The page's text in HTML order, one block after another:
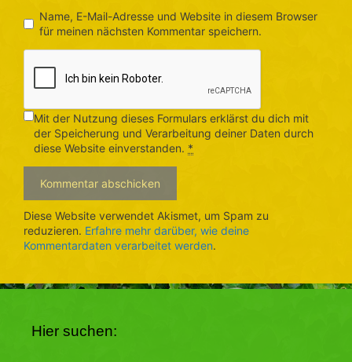
Name, E-Mail-Adresse und Website in diesem Browser
für meinen nächsten Kommentar speichern.
Mit der Nutzung dieses Formulars erklärst du dich mit
der Speicherung und Verarbeitung deiner Daten durch
diese Website einverstanden. *
Diese Website verwendet Akismet, um Spam zu
reduzieren. Erfahre mehr darüber, wie deine
Kommentardaten verarbeitet werden.
Hier suchen: